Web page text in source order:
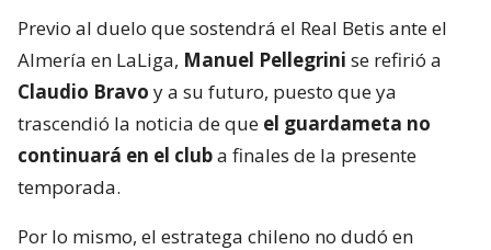
Previo al duelo que sostendrá el Real Betis ante el
Almería en LaLiga, Manuel Pellegrini se refirió a
Claudio Bravo y a su futuro, puesto que ya
trascendió la noticia de que el guardameta no
continuará en el cluba finales de la presente
temporada.
Por lo mismo, el estratega chileno no dudó en